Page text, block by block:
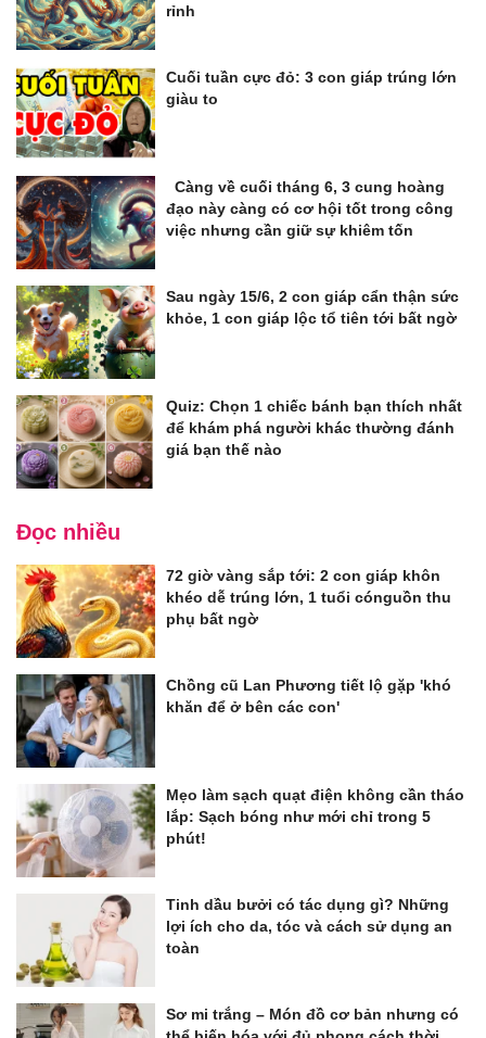
rỉnh
Cuối tuần cực đỏ: 3 con giáp trúng lớn
giàu to
Càng về cuối tháng 6, 3 cung hoàng
đạo này càng có cơ hội tốt trong công
việc nhưng cần giữ sự khiêm tốn
Sau ngày 15/6, 2 con giáp cẩn thận sức
khỏe, 1 con giáp lộc tổ tiên tới bất ngờ
Quiz: Chọn 1 chiếc bánh bạn thích nhất
để khám phá người khác thường đánh
giá bạn thế nào
Đọc nhiều
72 giờ vàng sắp tới: 2 con giáp khôn
khéo dễ trúng lớn, 1 tuổi cónguồn thu
phụ bất ngờ
Chồng cũ Lan Phương tiết lộ gặp 'khó
khăn để ở bên các con'
Mẹo làm sạch quạt điện không cần tháo
lắp: Sạch bóng như mới chỉ trong 5
phút!
Tinh dầu bưởi có tác dụng gì? Những
lợi ích cho da, tóc và cách sử dụng an
toàn
Sơ mi trắng – Món đồ cơ bản nhưng có